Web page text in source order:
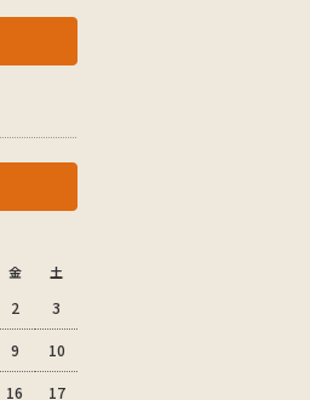
金 土
2 3
9 10
16 17